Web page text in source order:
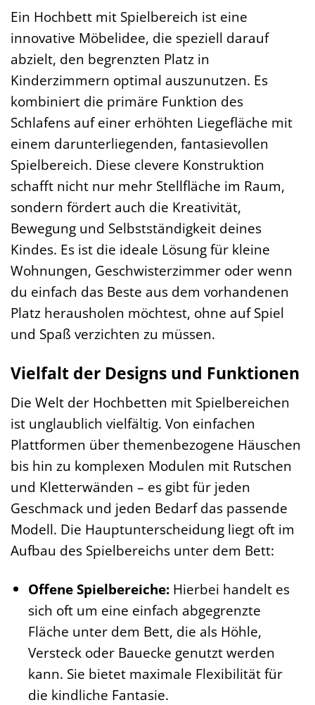
Ein Hochbett mit Spielbereich ist eine
innovative Möbelidee, die speziell darauf
abzielt, den begrenzten Platz in
Kinderzimmern optimal auszunutzen. Es
kombiniert die primäre Funktion des
Schlafens auf einer erhöhten Liegefläche mit
einem darunterliegenden, fantasievollen
Spielbereich. Diese clevere Konstruktion
schafft nicht nur mehr Stellfläche im Raum,
sondern fördert auch die Kreativität,
Bewegung und Selbstständigkeit deines
Kindes. Es ist die ideale Lösung für kleine
Wohnungen, Geschwisterzimmer oder wenn
du einfach das Beste aus dem vorhandenen
Platz herausholen möchtest, ohne auf Spiel
und Spaß verzichten zu müssen.
Vielfalt der Designs und Funktionen
Die Welt der Hochbetten mit Spielbereichen
ist unglaublich vielfältig. Von einfachen
Plattformen über themenbezogene Häuschen
bis hin zu komplexen Modulen mit Rutschen
und Kletterwänden – es gibt für jeden
Geschmack und jeden Bedarf das passende
Modell. Die Hauptunterscheidung liegt oft im
Aufbau des Spielbereichs unter dem Bett:
Offene Spielbereiche: Hierbei handelt es
sich oft um eine einfach abgegrenzte
Fläche unter dem Bett, die als Höhle,
Versteck oder Bauecke genutzt werden
kann. Sie bietet maximale Flexibilität für
die kindliche Fantasie.